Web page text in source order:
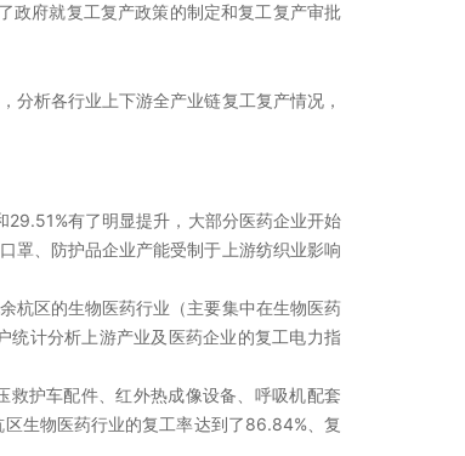
政府就复工复产政策的制定和复工复产审批
析各行业上下游全产业链复工复产情况，
有了明显提升，大部分医药企业开始
罩、防护品企业产能受制于上游纺织业影响
杭区的生物医药行业（主要集中在生物医药
统计分析上游产业及医药企业的复工电力指
护车配件、红外热成像设备、呼吸机配套
生物医药行业的复工率达到了86.84%、复